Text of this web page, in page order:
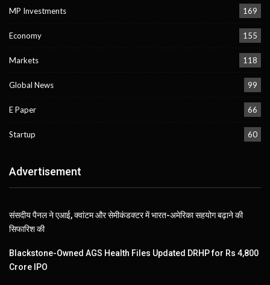
MP Investments 169
Economy 155
Markets 118
Global News 99
E Paper 66
Startup 60
Advertisement
संसदीय पैनल ने एआई, क्वांटम और सेमीकंडक्टर में भारत-अमेरिका सहयोग बढ़ाने की
सिफारिश की
Blackstone-Owned AGS Health Files Updated DRHP for Rs 4,800
Crore IPO